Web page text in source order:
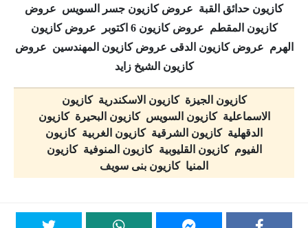
كازيون حدائق القبة عروض كازيون جسر السويس عروض
كازيون المقطم عروض كازيون 6 اكتوبر عروض كازيون
الهرم عروض كازيون الدقى عروض كازيون المهندسين عروض
كازيون الشيخ زايد
كازيون الجيزة كازيون الاسكندرية كازيون
الاسماعلية كازيون السويس كازيون البحيرة كازيون
الدقهلية كازيون الشرقية كازيون الغربية كازيون
الفيوم كازيون القليوبية كازيون المنوفية كازيون
المنيا كازيون بنى سويف